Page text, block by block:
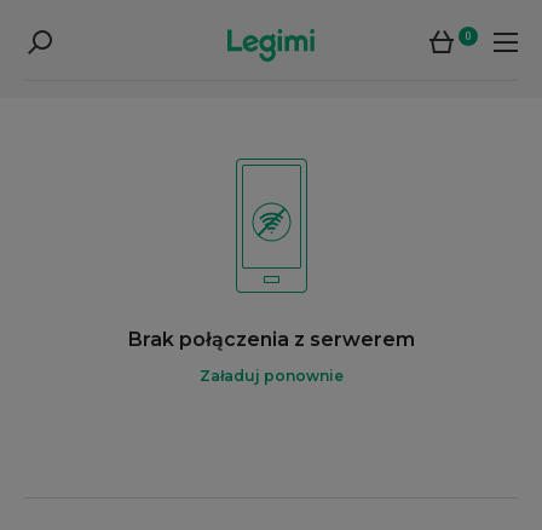
0
Brak połączenia z serwerem
Załaduj ponownie